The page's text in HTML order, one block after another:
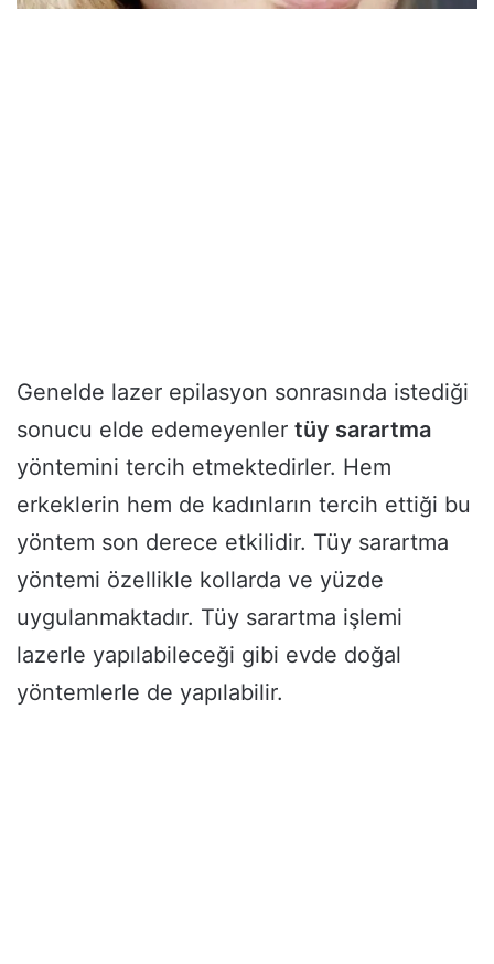
Genelde lazer epilasyon sonrasında istediği
sonucu elde edemeyenler tüy sarartma
yöntemini tercih etmektedirler. Hem
erkeklerin hem de kadınların tercih ettiği bu
yöntem son derece etkilidir. Tüy sarartma
yöntemi özellikle kollarda ve yüzde
uygulanmaktadır. Tüy sarartma işlemi
lazerle yapılabileceği gibi evde doğal
yöntemlerle de yapılabilir.